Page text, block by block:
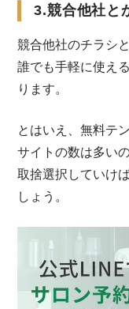
3.競合他社と
競合他社のチラシ
誰でも手軽に使え
ります。
とはいえ、無料テ
サイトの数は多い
取捨選択していけ
しょう。